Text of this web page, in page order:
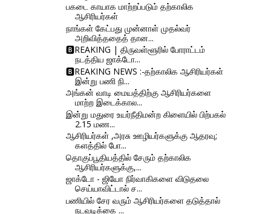
பகடை காயாக மாற்றப்படும் தற்காலிக
ஆசிரியர்கள்
நாங்கள் கேட்பது முன்னாள் முதல்வர்
அறிவித்ததைத் தான...
🅱REAKING | திருவள்ளூரில் போராட்டம்
நடத்திய ஜாக்டோ...
🅱REAKING NEWS :-தற்காலிக ஆசிரியர்கள்
இன்று பணி நி...
அங்கன் வாடி மையத்திற்கு ஆசிரியர்களை
மாற்ற இடைக்கால...
இன்று மதுரை உயர்நீதிமன்ற கிளையில் பிற்பகல்
2.15 மண...
ஆசிரியர்கள் ,அரசு ஊழியர்களுக்கு ஆதரவு;
களத்தில் போ...
தொகுப்பூதியத்தில் சேரும் தற்காலிக
ஆசிரியர்களுக்கு,...
ஜாக்டோ - ஜியோ நிர்வாகிகளை விடுதலை
செய்யாவிட்டால் ச...
பணியில் சேர வரும் ஆசிரியர்களை தடுத்தால்
நடவடிக்கை ...